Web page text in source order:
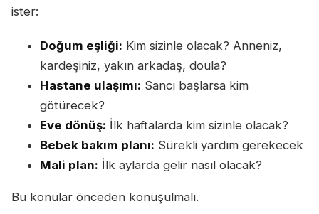
ister:
Doğum eşliği: Kim sizinle olacak? Anneniz,
kardeşiniz, yakın arkadaş, doula?
Hastane ulaşımı: Sancı başlarsa kim
götürecek?
Eve dönüş: İlk haftalarda kim sizinle olacak?
Bebek bakım planı: Sürekli yardım gerekecek
Mali plan: İlk aylarda gelir nasıl olacak?
Bu konular önceden konuşulmalı.